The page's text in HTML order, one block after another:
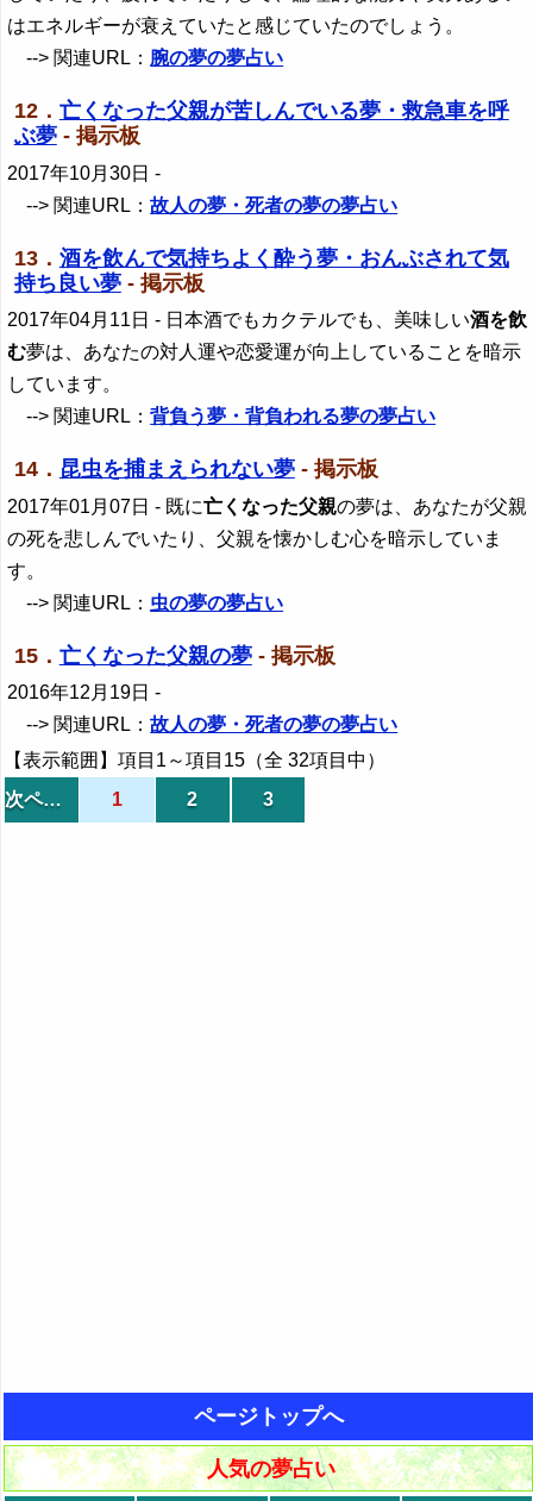
はエネルギーが衰えていたと感じていたのでしょう。
--> 関連URL： 腕の夢の夢占い
12． 亡くなった父親が苦しんでいる夢・救急車を呼
ぶ夢- 掲示板
2017年10月30日 -
--> 関連URL：故人の夢・死者の夢の夢占い
13． 酒を飲んで気持ちよく酔う夢・おんぶされて気
持ち良い夢- 掲示板
2017年04月11日 - 日本酒でもカクテルでも、美味しい酒を飲
む夢は、あなたの対人運や恋愛運が向上していることを暗示
しています。
--> 関連URL：背負う夢・背負われる夢の夢占い
14． 昆虫を捕まえられない夢- 掲示板
2017年01月07日 - 既に亡くなった父親の夢は、あなたが父親
の死を悲しんでいたり、父親を懐かしむ心を暗示していま
す。
--> 関連URL： 虫の夢の夢占い
15． 亡くなった父親の夢- 掲示板
2016年12月19日 -
--> 関連URL：故人の夢・死者の夢の夢占い
【表示範囲】項目1～項目15（全 32項目中）
次ページ
1 2 3
ページトップへ
人気の夢占い